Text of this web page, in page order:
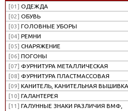
[01] ОДЕЖДА
[02] ОБУВЬ
[03] ГОЛОВНЫЕ УБОРЫ
[04] РЕМНИ
[05] СНАРЯЖЕНИЕ
[06] ПОГОНЫ
[07] ФУРНИТУРА МЕТАЛЛИЧЕСКАЯ
[08] ФУРНИТУРА ПЛАСТМАССОВАЯ
[09] КАНИТЕЛЬ, КАНИТЕЛЬНАЯ ВЫШИВКА
[10] ГАЛАНТЕРЕЯ
[11] ГАЛУННЫЕ ЗНАКИ РАЗЛИЧИЯ ВМФ,